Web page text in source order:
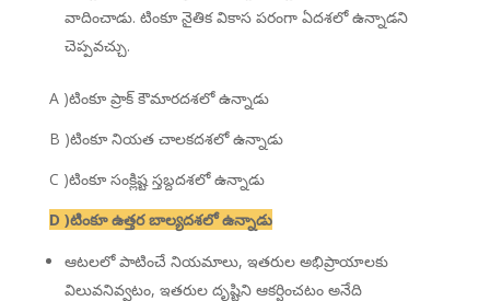
వాదించాడు. టింకూ నైతిక వికాస పరంగా ఏదశలో ఉన్నాడని
చెప్పవచ్చు.
A )టింకూ ప్రాక్ కౌమారదశలో ఉన్నాడు
B )టింకూ నియత చాలకదశలో ఉన్నాడు
C )టింకూ సంక్లిష్ట స్తబ్దదశలో ఉన్నాడు
D )టింకూ ఉత్తర బాల్యదశలో ఉన్నాడు
ఆటలలో పాటించే నియమాలు, ఇతరుల అభిప్రాయాలకు
విలువనివ్వటం, ఇతరుల దృష్టిని ఆకర్షించటం అనేది